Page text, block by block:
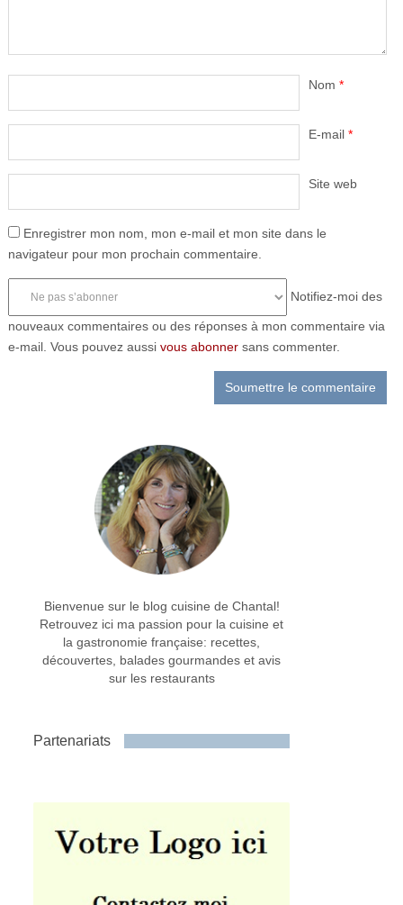
Nom *
E-mail *
Site web
Enregistrer mon nom, mon e-mail et mon site dans le
navigateur pour mon prochain commentaire.
Notifiez-moi des
nouveaux commentaires ou des réponses à mon commentaire via
e-mail. Vous pouvez aussi vous abonnersans commenter.
Bienvenue sur le blog cuisine de Chantal!
Retrouvez ici ma passion pour la cuisine et
la gastronomie française: recettes,
découvertes, balades gourmandes et avis
sur les restaurants
Partenariats